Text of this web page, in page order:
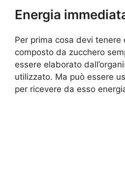
Energia
Per prima cosa devi tenere
composto da zucchero
essere elaborato
utilizzato. Ma può essere
per ricevere da esso